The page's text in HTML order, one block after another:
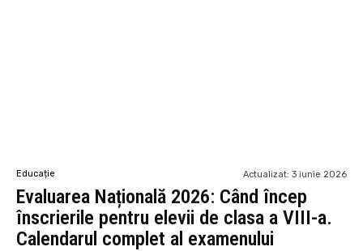
Educație Actualizat: 3 iunie 2026
Evaluarea Națională 2026: Când încep
înscrierile pentru elevii de clasa a VIII-a.
Calendarul complet al examenului